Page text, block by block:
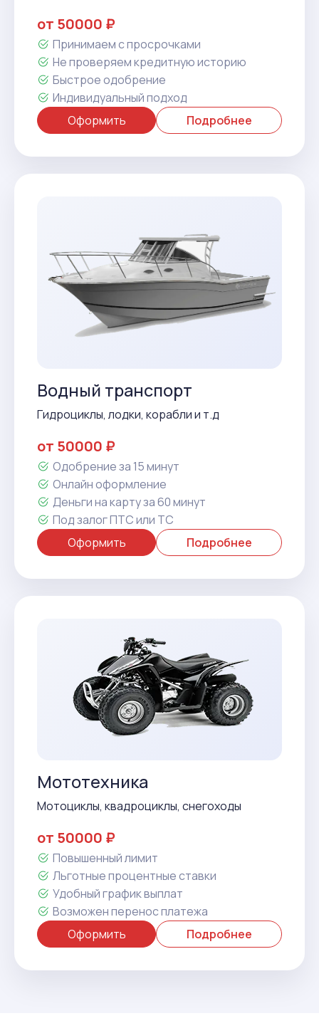
от 50000 ₽
Принимаем с просрочками
Не проверяем кредитную историю
Быстрое одобрение
Индивидуальный подход
Оформить
Подробнее
Водный транспорт
Гидроциклы, лодки, корабли и т.д
от 50000 ₽
Одобрение за 15 минут
Онлайн оформление
Деньги на карту за 60 минут
Под залог ПТС или ТС
Оформить
Подробнее
Мототехника
Мотоциклы, квадроциклы, снегоходы
от 50000 ₽
Повышенный лимит
Льготные процентные ставки
Удобный график выплат
Возможен перенос платежа
Оформить
Подробнее